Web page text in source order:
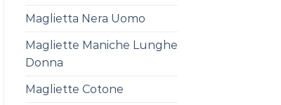
Maglietta Nera Uomo
Magliette Maniche Lunghe
Donna
Magliette Cotone